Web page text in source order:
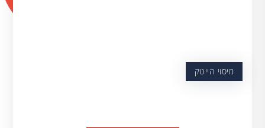
מיסוי הייטק